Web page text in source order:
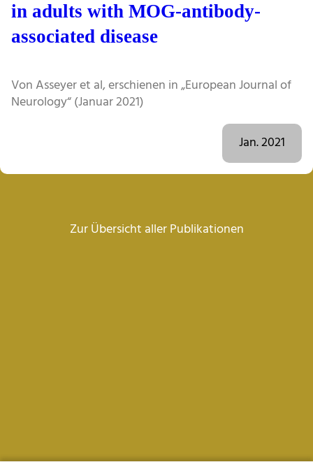
in adults with MOG-antibody-
associated disease
Von Asseyer et al, erschienen in „European Journal of
Neurology“ (Januar 2021)
Jan. 2021
Zur Übersicht aller Publikationen